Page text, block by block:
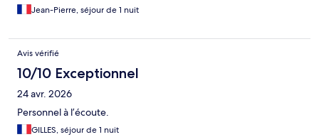
Jean-Pierre, séjour de 1 nuit
Avis vérifié
10/10 Exceptionnel
24 avr. 2026
Personnel à l’écoute.
GILLES, séjour de 1 nuit